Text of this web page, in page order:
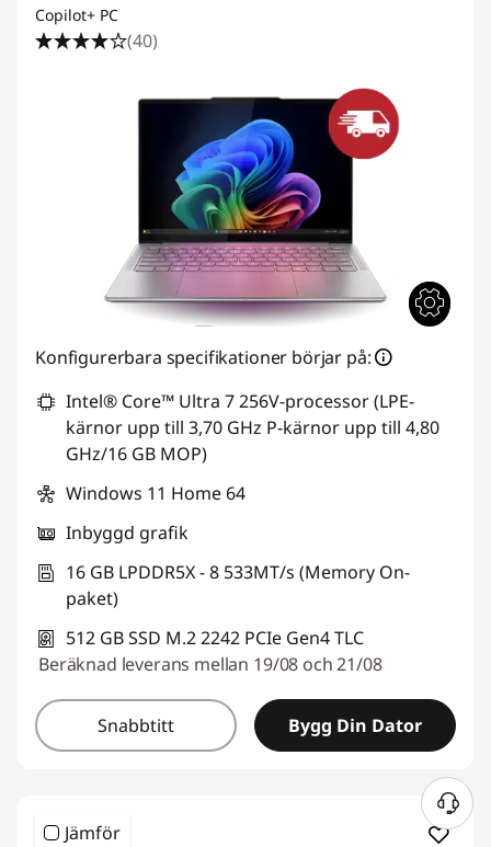
Copilot+ PC
(40)
Konfigurerbara specifikationer börjar på:
Intel® Core™ Ultra 7 256V-processor (LPE-
kärnor upp till 3,70 GHz P-kärnor upp till 4,80
GHz/16 GB MOP)
Windows 11 Home 64
Inbyggd grafik
16 GB LPDDR5X - 8 533MT/s (Memory On-
paket)
512 GB SSD M.2 2242 PCIe Gen4 TLC
Beräknad leverans mellan 19/08 och 21/08
Snabbtitt Bygg Din Dator
Jämför